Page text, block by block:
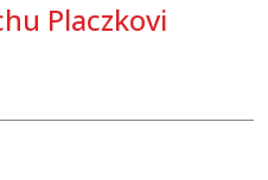
Placzkovi